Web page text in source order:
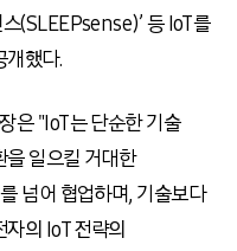
(SLEEPsense)’ 등 IoT를
개했다.
은 "IoT는 단순한 기술
을 일으킬 거대한
넘어 협업하며, 기술보다
의 IoT 전략의